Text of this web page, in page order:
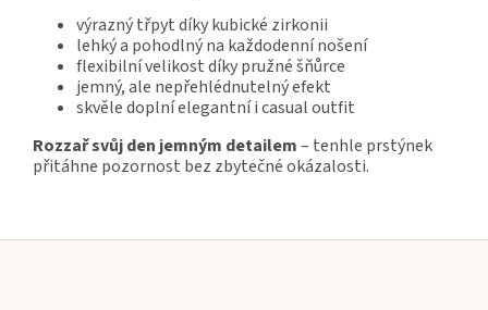
výrazný třpyt díky kubické zirkonii
lehký a pohodlný na každodenní nošení
flexibilní velikost díky pružné šňůrce
jemný, ale nepřehlédnutelný efekt
skvěle doplní elegantní i casual outfit
Rozzař svůj den jemným detailem– tenhle prstýnek
přitáhne pozornost bez zbytečné okázalosti.
Z